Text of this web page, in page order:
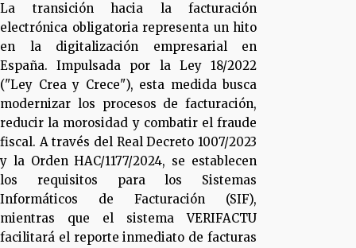
La transición hacia la facturación
electrónica obligatoria representa un hito
en la digitalización empresarial en
España. Impulsada por la Ley 18/2022
("Ley Crea y Crece"), esta medida busca
modernizar los procesos de facturación,
reducir la morosidad y combatir el fraude
fiscal. A través del Real Decreto 1007/2023
y la Orden HAC/1177/2024, se establecen
los requisitos para los Sistemas
Informáticos de Facturación (SIF),
mientras que el sistema VERIFACTU
facilitará el reporte inmediato de facturas